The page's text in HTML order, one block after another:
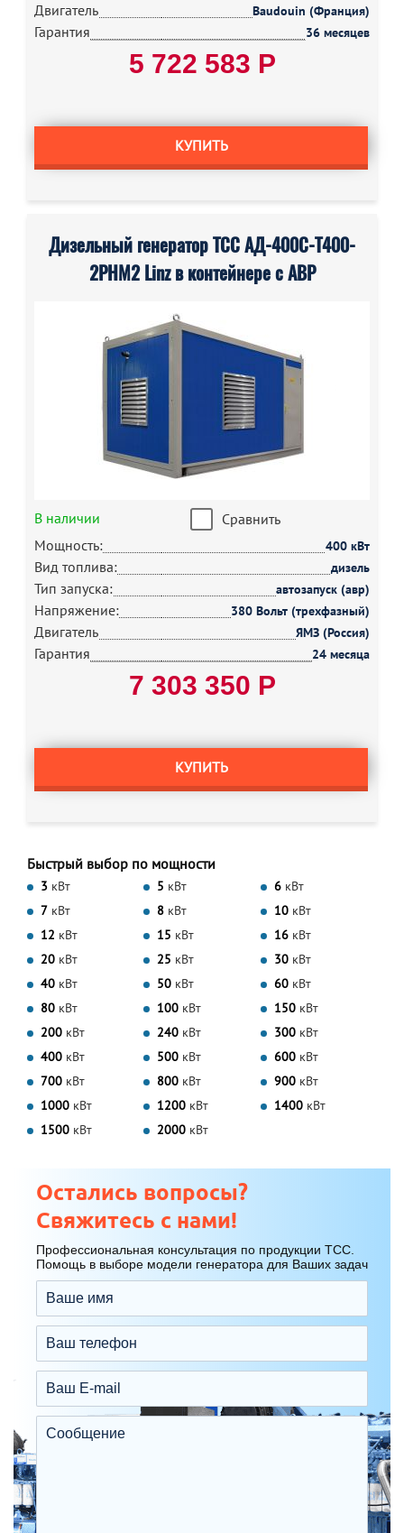
Двигатель Baudouin (Франция)
Гарантия 36 месяцев
5 722 583 Р
КУПИТЬ
Дизельный генератор ТСС АД-400С-Т400-
2РНМ2 Linz в контейнере с АВР
В наличии
Сравнить
Мощность:
400 кВт
Вид топлива: дизель
Тип запуска: автозапуск (авр)
Напряжение: 380 Вольт (трехфазный)
Двигатель ЯМЗ (Россия)
Гарантия 24 месяца
7 303 350 Р
КУПИТЬ
Быстрый выбор по мощности
3 кВт 5 кВт 6 кВт
7 кВт 8 кВт 10 кВт
12 кВт 15 кВт 16 кВт
20 кВт 25 кВт 30 кВт
40 кВт 50 кВт 60 кВт
80 кВт 100 кВт 150 кВт
200 кВт 240 кВт 300 кВт
400 кВт 500 кВт 600 кВт
700 кВт 800 кВт 900 кВт
1000 кВт 1200 кВт 1400 кВт
1500 кВт 2000 кВт
Остались вопросы?
Свяжитесь с нами!
Профессиональная консультация по продукции ТСС.
Помощь в выборе модели генератора для Ваших задач